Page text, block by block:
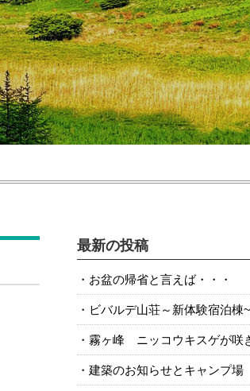
最新の投稿
お盆の帰省と言えば・・・
ビバルデ山荘～新体験宿泊棟
霧ヶ峰 ニッコウキスゲが咲
建築のお知らせとキャンプ場